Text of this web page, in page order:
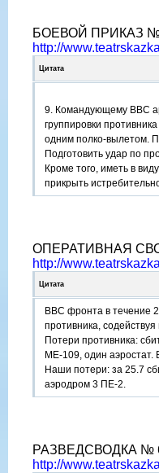
БОЕВОЙ ПРИКАЗ №
http://
Цитата
9. Командующему ВВС
группировки
одним полко-вылетом.
Подготовить удар по
Кроме того, иметь в
прикрыть
ОПЕРАТИВНАЯ
http://
Цитата
ВВС фронта в течение
противника,
Потери противника:
МЕ-109, один аэростат.
Наши потери: за 25.7
аэродром 3 ПЕ-2.
РАЗВЕДСВОДКА №
http://